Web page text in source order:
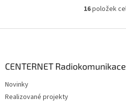
O
l
c
16položek
CENTERNET Radiokomunikace
Novinky
Realizované projekty